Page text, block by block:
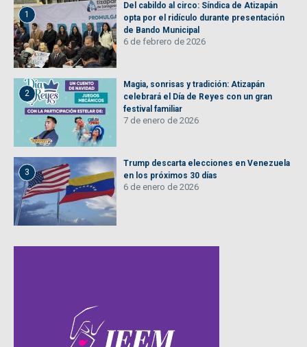
1
Del cabildo al circo: Síndica de Atizapán
opta por el ridículo durante presentación
de Bando Municipal
6 de febrero de 2026
2
Magia, sonrisas y tradición: Atizapán
celebrará el Día de Reyes con un gran
festival familiar
7 de enero de 2026
3
Trump descarta elecciones en Venezuela
en los próximos 30 días
6 de enero de 2026